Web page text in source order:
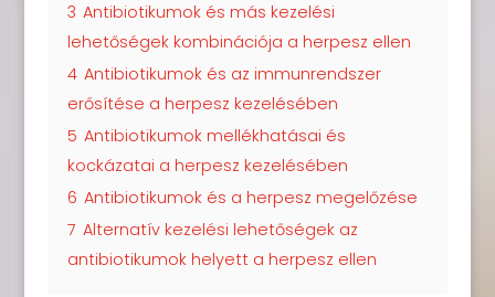
3 Antibiotikumok és más kezelési
lehetőségek kombinációja a herpesz ellen
4 Antibiotikumok és az immunrendszer
erősítése a herpesz kezelésében
5 Antibiotikumok mellékhatásai és
kockázatai a herpesz kezelésében
6 Antibiotikumok és a herpesz megelőzése
7 Alternatív kezelési lehetőségek az
antibiotikumok helyett a herpesz ellen